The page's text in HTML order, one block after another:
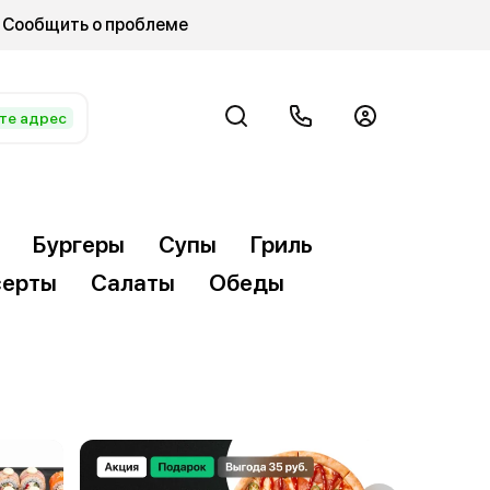
Сообщить о проблеме
адрес
Бургеры Супы
Гриль
Салаты
Обеды